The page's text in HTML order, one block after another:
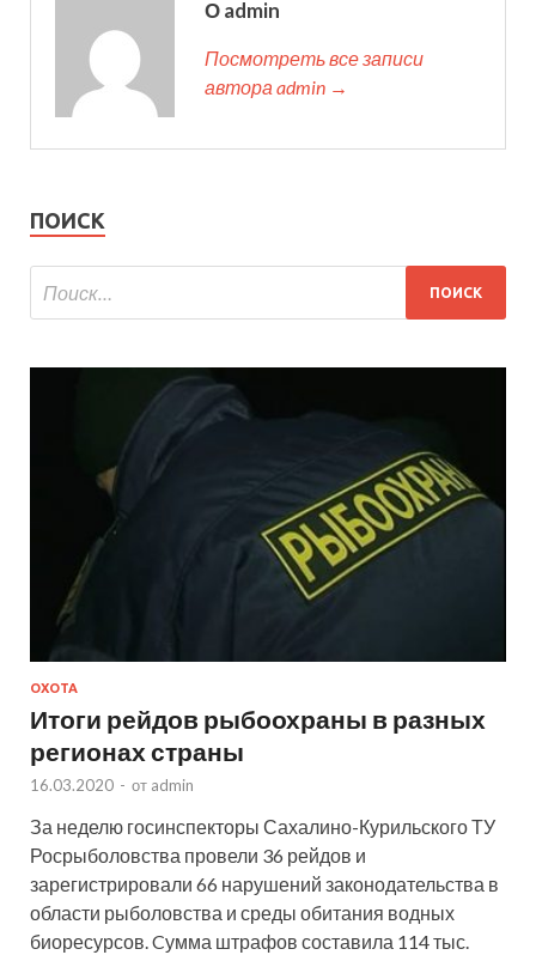
О admin
Посмотреть все записи
автора admin →
ПОИСК
ОХОТА
Итоги рейдов рыбоохраны в разных
регионах страны
16.03.2020 - от admin
За неделю госинспекторы Сахалино-Курильского ТУ
Росрыболовства провели 36 рейдов и
зарегистрировали 66 нарушений законодательства в
области рыболовства и среды обитания водных
биоресурсов. Cумма штрафов составила 114 тыс.